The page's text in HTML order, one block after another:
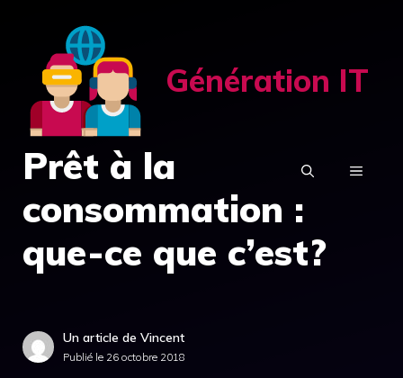
contenu
Génération IT
MENU
Prêt à la
consommation :
que-ce que c’est?
Un article de Vincent
Publié le 26 octobre 2018